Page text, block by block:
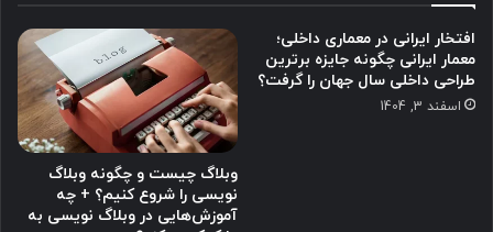
افتخار ایرانی در معماری داخلی؛
معمار ایرانی چگونه جایزه برترین
طراحی داخلی سال جهان را گرفت؟
اسفند 3, 1404
وبلاگ چیست و چگونه وبلاگ
نویسی را شروع کنیم؟ + چه
آموزش‌هایی در وبلاگ نویسی به